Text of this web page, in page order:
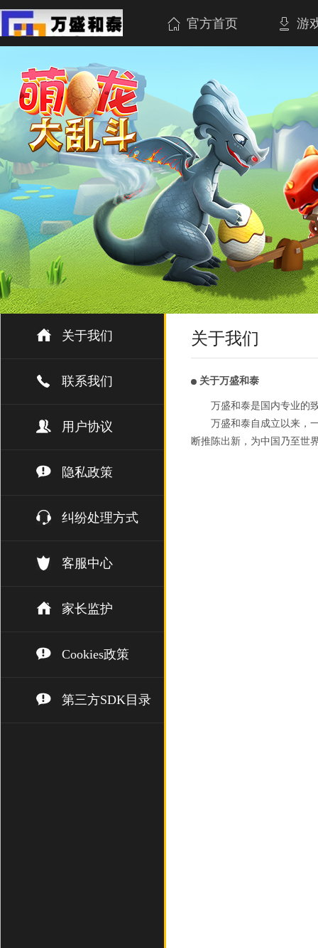
官方首页 游
关于我们
联系我们
用户协议
隐私政策
纠纷处理方式
客服中心
家长监护
Cookies政策
第三方SDK目录
关于我们
关于万盛和泰
万盛和泰是国内专业的
万盛和泰自成立以来，
断推陈出新，为中国乃至世